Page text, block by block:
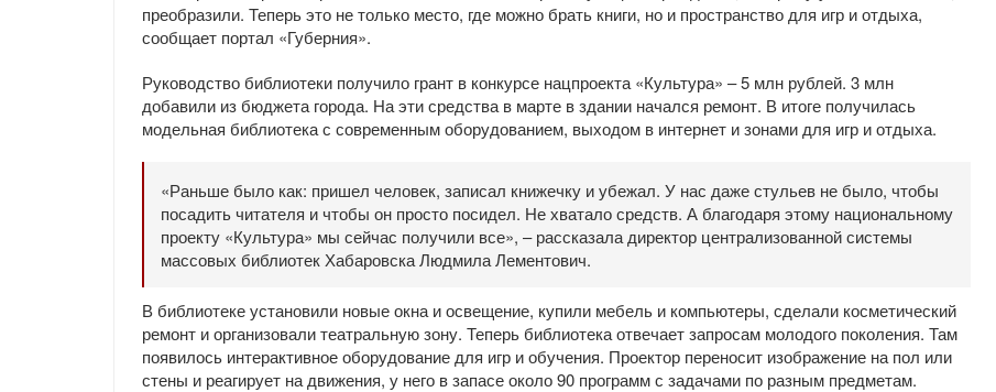
преобразили. Теперь это не только место, где можно брать книги, но и пространство для игр и отдыха,
сообщает портал «Губерния».
Руководство библиотеки получило грант в конкурсе нацпроекта «Культура» – 5 млн рублей. 3 млн
добавили из бюджета города. На эти средства в марте в здании начался ремонт. В итоге получилась
модельная библиотека с современным оборудованием, выходом в интернет и зонами для игр и отдыха.
«Раньше было как: пришел человек, записал книжечку и убежал. У нас даже стульев не было, чтобы
посадить читателя и чтобы он просто посидел. Не хватало средств. А благодаря этому национальному
проекту «Культура» мы сейчас получили все», – рассказала директор централизованной системы
массовых библиотек Хабаровска Людмила Лементович.
В библиотеке установили новые окна и освещение, купили мебель и компьютеры, сделали косметический
ремонт и организовали театральную зону. Теперь библиотека отвечает запросам молодого поколения. Там
появилось интерактивное оборудование для игр и обучения. Проектор переносит изображение на пол или
стены и реагирует на движения, у него в запасе около 90 программ с задачами по разным предметам.